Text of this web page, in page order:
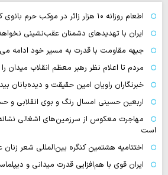
اطعام روزانه ۱۰ هزار زائر در موکب حرم بانوی کرامت
ایران با تهدیدهای دشمنان عقب‌نشینی
جبهه مقاومت با قدرت به مسیر خود ادامه
مردم تا اعلام نظر رهبر معظم انقلاب میدان
خبرنگاران راویان امین حقیقت و دیده‌بانان
اربعین حسینی امسال رنگ و بوی انقلابی و
مهاجرت معکوس از سرزمین‌های اشغالی
است
اختتامیه هشتمین کنگره بین‌المللی شعر زنان
ایران قوی با هم‌افزایی قدرت میدانی و